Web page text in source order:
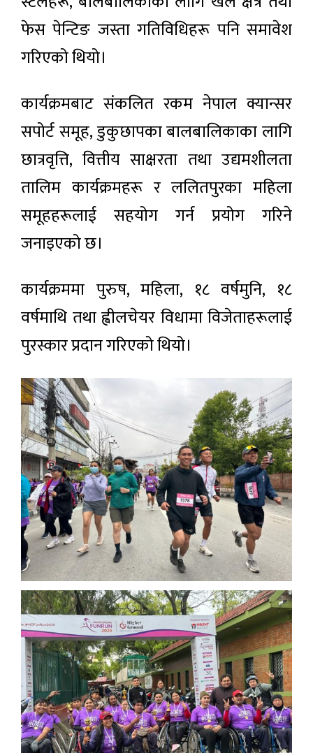
फेस पेन्टिङ जस्ता गतिविधिहरू पनि समावेश
गरिएको थियो।
कार्यक्रमबाट संकलित रकम नेपाल क्यान्सर
सपोर्ट समूह, डुकुछापका बालबालिकाका लागि
छात्रवृत्ति, वित्तीय साक्षरता तथा उद्यमशीलता
तालिम कार्यक्रमहरू र ललितपुरका महिला
समूहहरूलाई सहयोग गर्न प्रयोग गरिने
जनाइएको छ।
कार्यक्रममा पुरुष, महिला, १८ वर्षमुनि, १८
वर्षमाथि तथा ह्वीलचेयर विधामा विजेताहरूलाई
पुरस्कार प्रदान गरिएको थियो।